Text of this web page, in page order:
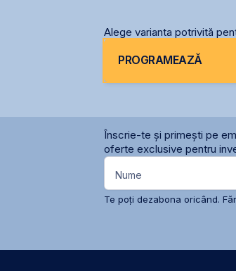
Alege varianta potrivită
PROGRAMEAZĂ
Înscrie-te și primești pe
oferte exclusive pentru
Nume
Te poți dezabona oricând.